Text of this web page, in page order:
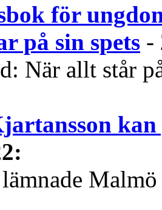
för
på sin spets -
När allt står
: